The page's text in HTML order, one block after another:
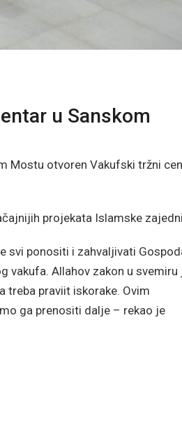
u Sanskom
Mostu otvoren Vakufski tržni
projekata Islamske
svi ponositi i zahvaljivati
vakufa. Allahov zakon u svemiru
treba praviit iskorake. Ovim
ga prenositi dalje – rekao je